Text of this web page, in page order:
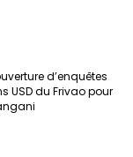
d’enquêtes
USD du Frivao pour